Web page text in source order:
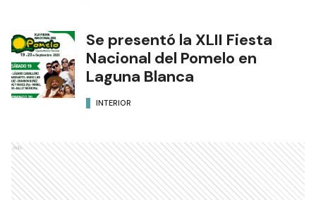
Se presentó la XLII Fiesta
Nacional del Pomelo en
Laguna Blanca
INTERIOR
Ads